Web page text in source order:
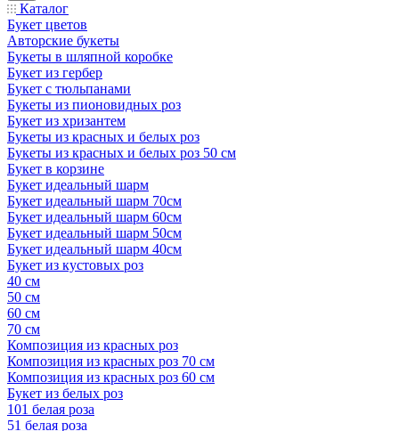
Каталог
Букет цветов
Авторские букеты
Букеты в шляпной коробке
Букет из гербер
Букет с тюльпанами
Букеты из пионовидных роз
Букет из хризантем
Букеты из красных и белых роз
Букеты из красных и белых роз 50 см
Букет в корзине
Букет идеальный шарм
Букет идеальный шарм 70см
Букет идеальный шарм 60см
Букет идеальный шарм 50см
Букет идеальный шарм 40см
Букет из кустовых роз
40 см
50 см
60 см
70 см
Композиция из красных роз
Композиция из красных роз 70 см
Композиция из красных роз 60 см
Букет из белых роз
101 белая роза
51 белая роза